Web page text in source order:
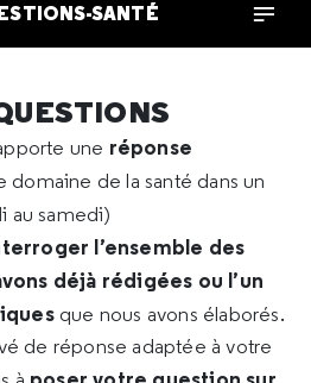
SANTÉ
une réponse
domaine de la santé dans un
au samedi)
l’ensemble des
déjà rédigées ou l’un
que nous avons élaborés.
de réponse adaptée à votre